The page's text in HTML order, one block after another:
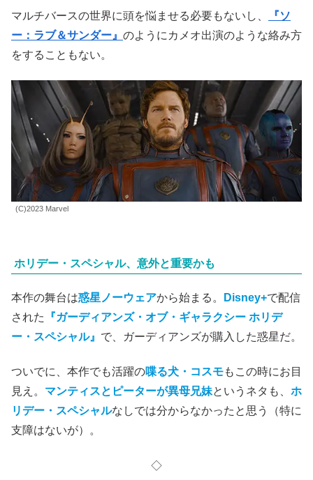
マルチバースの世界に頭を悩ませる必要もないし、
『ソ
ー：ラブ＆サンダー』 のようにカメオ出演のような絡み方
をすることもない。
(C)2023 Marvel
ホリデー・スペシャル、意外と重要かも
本作の舞台は惑星ノーウェアから始まる。 Disney+で配信
された
『ガーディアンズ・オブ・ギャラクシー ホリデ
ー・スペシャル』 で、ガーディアンズが購入した惑星だ。
ついでに、本作でも活躍の喋る犬・コスモもこの時にお目
見え。 マンティスとピーターが異母兄妹というネタも、 ホ
リデー・スペシャルなしでは分からなかったと思う（特に
支障はないが）。
◇